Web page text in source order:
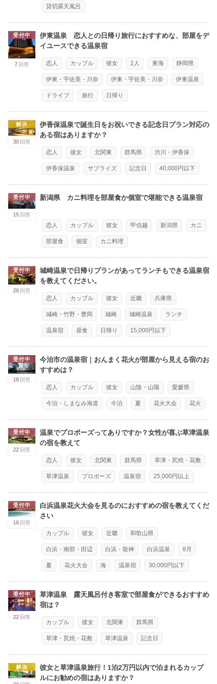
貸切露天風呂
受付中
7 回答
伊東温泉 恋人との日帰り旅行におすすめな、部屋をデ
イユースできる温泉宿
恋人 カップル 彼女 2人 東海 静岡県
伊東・宇佐美・川奈 伊東・宇佐美・川奈 伊東温泉
ドライブ 旅行 日帰り
解決
30 回答
伊香保温泉で誕生日をお祝いできる記念日プラン対応の
ある宿はありますか？
恋人 彼女 北関東 群馬県 渋川・伊香保
伊香保温泉 サプライズ 記念日 40,000円以下
受付中
15 回答
新潟県 カニ料理を部屋食か個室で堪能できる温泉宿
恋人 カップル 彼女 甲信越 新潟県 カニ
部屋食 個室 カニ料理
受付中
26 回答
城崎温泉で日帰りプランがあってランチもできる温泉宿
を教えてください。
恋人 カップル 彼女 近畿 兵庫県
城崎・竹野・豊岡 城崎 城崎温泉 ランチ
温泉宿 昼食 日帰り 15,000円以下
受付中
18 回答
今治市の温泉宿｜おんまく花火が部屋から見える宿のお
すすめは？
恋人 カップル 彼女 山陰・山陽 愛媛県
今治・しまなみ海道 今治 夏 花火大会 花火
受付中
22 回答
温泉でプロポーズってありですか？女性が喜ぶ草津温泉
の宿を教えて
恋人 彼女 北関東 群馬県 草津・尻焼・花敷
草津温泉 プロポーズ 温泉宿 25,000円以上
受付中
16 回答
白浜温泉花火大会を見るのにおすすめの宿を教えてくだ
さい
カップル 彼女 近畿 和歌山県
白浜・南部・田辺 白浜・龍神 白浜温泉 8月
夏 花火大会 海 温泉宿 30,000円以下
受付中
22 回答
草津温泉 露天風呂付き客室で部屋食ができるおすすめ
宿は？
カップル 彼女 北関東 群馬県
草津・尻焼・花敷 草津温泉 記念日
解決
彼女と草津温泉旅行！1泊2万円以内で泊まれるカップ
ルにお勧めの宿はありますか？